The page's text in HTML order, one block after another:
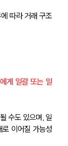
따라 거래 구조
게 일괄 또는 일
수도 있으며, 일
이어질 가능성